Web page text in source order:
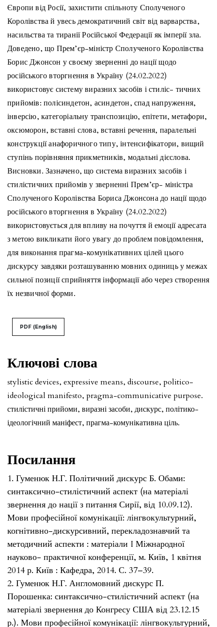
Ключові слова
stylistic devices, expressive means, discourse, politico-
ideological manifesto, pragma-communicative purpose.
стилістичні прийоми, виразні засоби, дискурс, політико-
ідеологічний маніфест, прагма-комунікативна ціль.
Європи від Росії, захистити спільноту Сполученого
Королівства й увесь демократичний світ від варварства,
насильства та тиранії Російської Федерації як імперії зла.
Доведено, що Прем’єр-міністр Сполученого Королівства
Борис Джонсон у своєму зверненні до нації щодо
російського вторгнення в Україну (24.02.2022)
використовує систему виразних засобів і стиліс- тичних
прийомів: полісиндетон, асиндетон, спад напруження,
інверсію, категоріальну транспозицію, епітети, метафори,
оксюморон, вставні слова, вставні речення, паралельні
конструкції анафоричного типу, інтенсифікатори, вищий
ступінь порівняння прикметників, модальні дієслова.
Висновки. Зазначено, що система виразних засобів і
стилістичних прийомів у зверненні Прем’єр- міністра
Сполученого Королівства Бориса Джонсона до нації щодо
російського вторгнення в Україну (24.02.2022)
використовується для впливу на почуття й емоції адресата
з метою викликати його увагу до проблем повідомлення,
для виконання прагма-комунікативних цілей цього
дискурсу завдяки розташуванню мовних одиниць у межах
сильної позиції сприйняття інформації або через створення
їх незвичної форми.
PDF (English)
Посилання
1. Гуменюк Н.Г. Політичний дискурс Б. Обами:
синтаксично-стилістичний аспект (на матеріалі
звернення до нації з питання Сирії, від 10.09.12).
Мови професійної комунікації: лінгвокультурний,
когнітивно-дискурсивний, перекладознавчий та
методичний аспекти : матеріали I Міжнародної
науково- практичної конференції, м. Київ, 1 квітня
2014 р. Київ : Кафедра, 2014. С. 37–39.
2. Гуменюк Н.Г. Англомовний дискурс П.
Порошенка: синтаксично-стилістичний аспект (на
матеріалі звернення до Конгресу США від 23.12.15
р.). Мови професійної комунікації: лінгвокультурний,